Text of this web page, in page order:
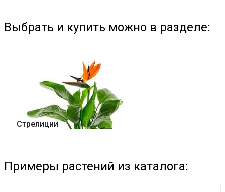
Выбрать и купить можно в разделе:
Стрелиции
Примеры растений из каталога: